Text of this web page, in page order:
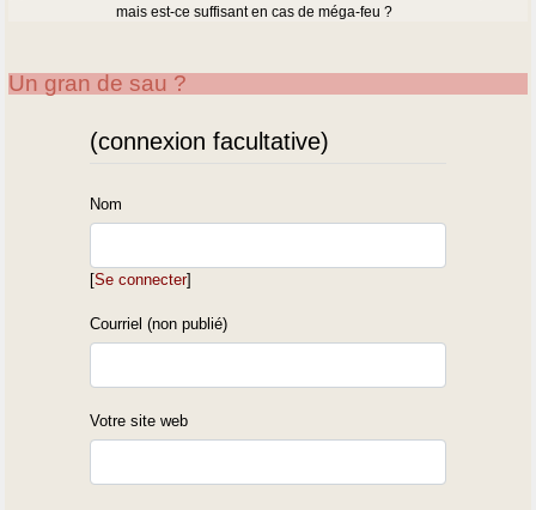
mais est-ce suffisant en cas de méga-feu ?
Un gran de sau ?
(connexion facultative)
Nom
[Se connecter]
Courriel (non publié)
Votre site web